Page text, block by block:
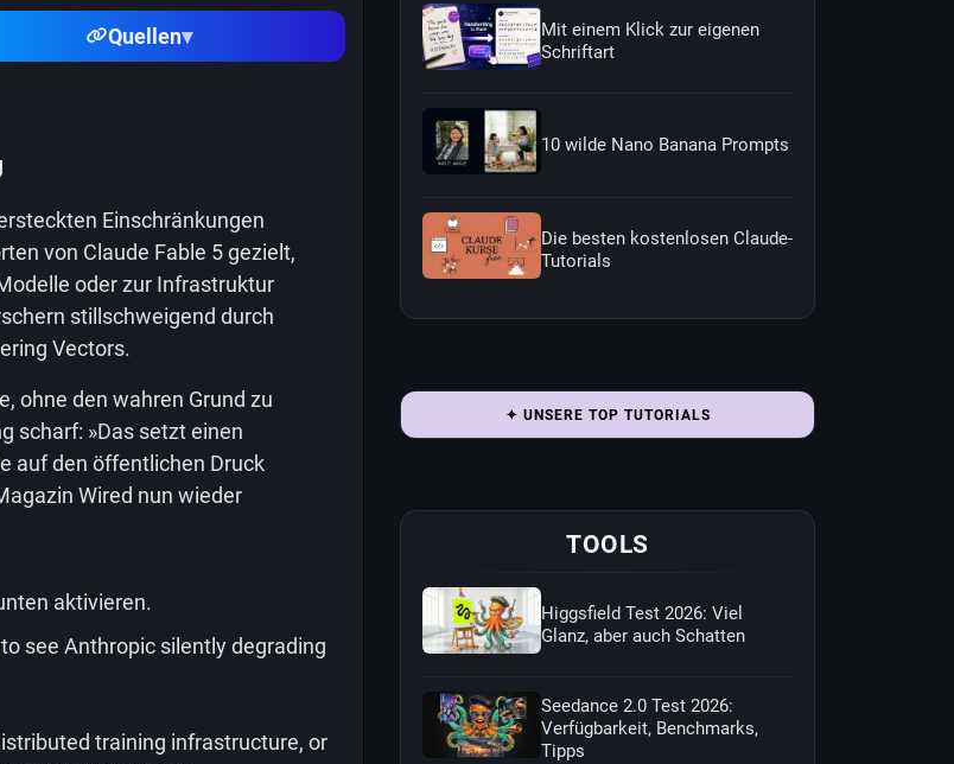
Quellen▾
Einschränkungen
von Claude Fable 5 gezielt,
oder zur Infrastruktur
stillschweigend durch
Vectors.
ohne den wahren Grund zu
scharf: »Das setzt einen
auf den öffentlichen Druck
Wired nun wieder
aktivieren.
see Anthropic silently degrading
training infrastructure, or
Mit einem Klick zur eigenen
Schriftart
10 wilde Nano Banana Prompts
Die besten kostenlosen Claude-
Tutorials
✦ UNSERE TOP TUTORIALS
TOOLS
Higgsfield Test 2026: Viel
Glanz, aber auch Schatten
Seedance 2.0 Test 2026:
Verfügbarkeit, Benchmarks,
Tipps